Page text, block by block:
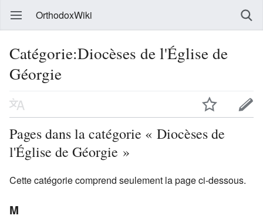
OrthodoxWiki
Catégorie:Diocèses de l'Église de
Géorgie
Pages dans la catégorie « Diocèses de
l'Église de Géorgie »
Cette catégorie comprend seulement la page ci-dessous.
M